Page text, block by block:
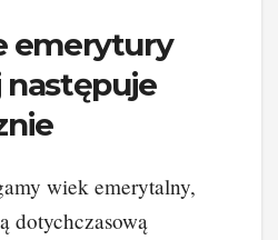
emerytury
następuje
wiek emerytalny,
dotychczasową